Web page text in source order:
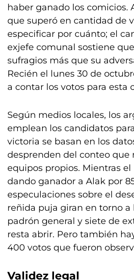
haber ganado los comicios.
que superó en cantidad de
especificar por cuánto; el
exjefe comunal sostiene
sufragios más que su
Recién el lunes 30 de
a contar los votos para esta
Según medios locales, los
emplean los candidatos
victoria se basan en los
desprenden del conteo que
equipos propios. Mientras
dando ganador a Alak por
especulaciones sobre el
reñida puja giran en torno a
padrón general y siete de
resta abrir. Pero también
400 votos que fueron
Validez legal